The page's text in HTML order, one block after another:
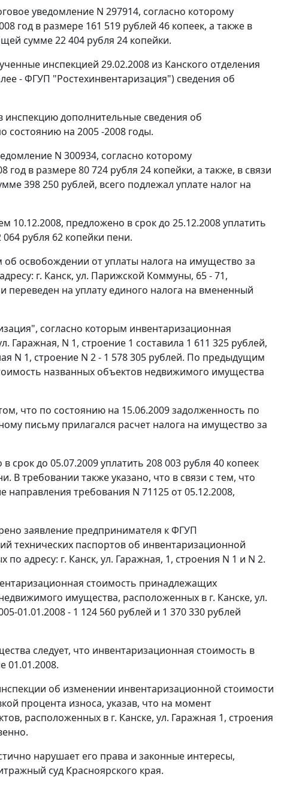
уведомление N 297914, согласно которому
год в размере 161 519 рублей 46 копеек, а также в
сумме 22 404 рубля 24 копейки.
инспекцией 29.02.2008 из Канского отделения
- ФГУП "Ростехинвентаризация") сведения об
дополнительные сведения об
состоянию на 2005 -2008 годы.
N 300934, согласно которому
в размере 80 724 рубля 24 копейки, а также, в связи
398 250 рублей, всего подлежал уплате налог на
предложено в срок до 25.12.2008 уплатить
рубля 62 копейки пени.
освобождении от уплаты налога на имущество за
г. Канск, ул. Парижской Коммуны, 65 - 71,
переведен на уплату единого налога на вмененный
согласно которым инвентаризационная
Гаражная, N 1, строение 1 составила 1 611 325 рублей,
N 1, строение N 2 - 1 578 305 рублей. По предыдущим
названных объектов недвижимого имущества
что по состоянию на 15.06.2009 задолженность по
письму прилагался расчет налога на имущество за
до 05.07.2009 уплатить 208 003 рубля 40 копеек
В требовании также указано, что в связи с тем, что
требования N 71125 от 05.12.2008,
заявление предпринимателя к ФГУП
технических паспортов об инвентаризационной
адресу: г. Канск, ул. Гаражная, 1, строения N 1 и N 2.
стоимость принадлежащих
имущества, расположенных в г. Канске, ул.
01.01.2008 - 1 124 560 рублей и 1 370 330 рублей
следует, что инвентаризационная стоимость в
01.01.2008.
об изменении инвентаризационной стоимости
процента износа, указав, что на момент
расположенных в г. Канске, ул. Гаражная 1, строения
нарушает его права и законные интересы,
суд Красноярского края.